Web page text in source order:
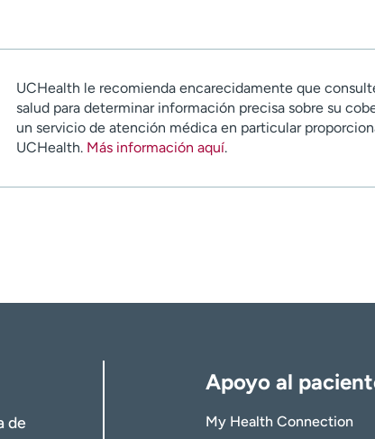
UCHealth le recomienda encarecidamente que
salud para determinar información precisa sobre su
un servicio de atención médica en particular
UCHealth. Más información aquí.
de
Apoyo al
My Health Connection